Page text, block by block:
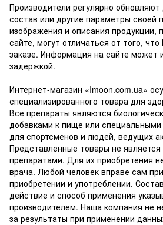
Производители регулярно
состав или другие параметры своей
изображения и описания продукции,
сайте, могут отличаться от того,
заказе. Информация на сайте может
задержкой.
Интернет-магазин «Imoon.com.ua»
специализированного товара для
Все препараты являются
добавками к пище или
для спортсменов и людей, ведущих
Представленные товары не
препаратами. Для их приобретения
врача. Любой человек вправе сам
приобретении и употреблении.
действие и способ применения
производителем. Наша компания не
за результаты при применении